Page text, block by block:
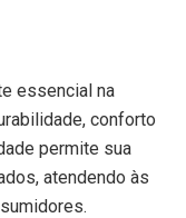
essencial na
conforto
permite sua
atendendo às